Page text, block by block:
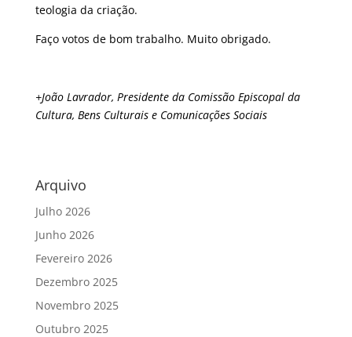
teologia da criação.
Faço votos de bom trabalho. Muito obrigado.
+João Lavrador, Presidente da Comissão Episcopal da
Cultura, Bens Culturais e Comunicações Sociais
Arquivo
Julho 2026
Junho 2026
Fevereiro 2026
Dezembro 2025
Novembro 2025
Outubro 2025